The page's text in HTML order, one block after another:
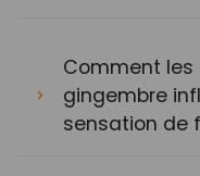
Comment
gingembre
sensation de